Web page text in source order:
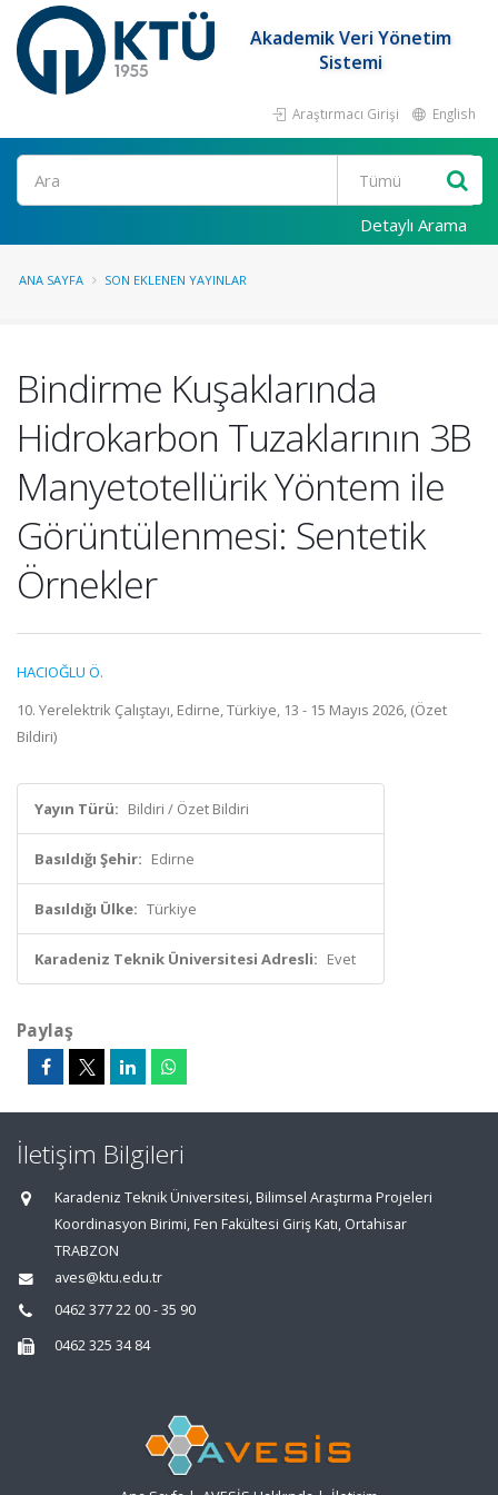
Akademik Veri Yönetim
Sistemi
Araştırmacı Girişi English
Ara
Detaylı Arama
ANA SAYFA SON EKLENEN YAYINLAR
Bindirme Kuşaklarında
Hidrokarbon Tuzaklarının 3B
Manyetotellürik Yöntem ile
Görüntülenmesi: Sentetik
Örnekler
HACIOĞLU Ö.
10. Yerelektrik Çalıştayı, Edirne, Türkiye, 13 - 15 Mayıs 2026, (Özet
Bildiri)
Yayın Türü: Bildiri / Özet Bildiri
Basıldığı Şehir: Edirne
Basıldığı Ülke: Türkiye
Karadeniz Teknik Üniversitesi Adresli: Evet
Paylaş
İletişim Bilgileri
Karadeniz Teknik Üniversitesi, Bilimsel Araştırma Projeleri
Koordinasyon Birimi, Fen Fakültesi Giriş Katı, Ortahisar
TRABZON
aves@ktu.edu.tr
0462 377 22 00 - 35 90
0462 325 34 84